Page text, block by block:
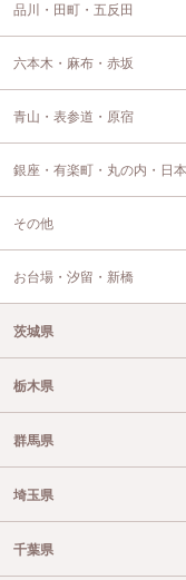
品川・田町・五反田
六本木・麻布・赤坂
青山・表参道・原宿
銀座・有楽町・丸の内・日
その他
お台場・汐留・新橋
茨城県
栃木県
群馬県
埼玉県
千葉県